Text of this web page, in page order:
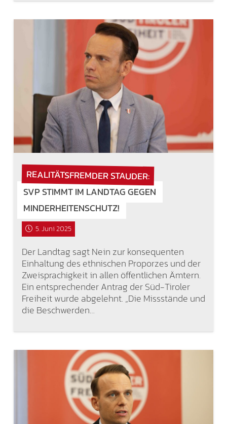
REALITÄTSFREMDER STAUDER:
SVP STIMMT IM LANDTAG GEGEN
MINDERHEITENSCHUTZ!
5. Juni 2025
Der Landtag sagt Nein zur konsequenten
Einhaltung des ethnischen Proporzes und der
Zweisprachigkeit in allen öffentlichen Ämtern.
Ein entsprechender Antrag der Süd-Tiroler
Freiheit wurde abgelehnt. „Die Missstände und
die Beschwerden…